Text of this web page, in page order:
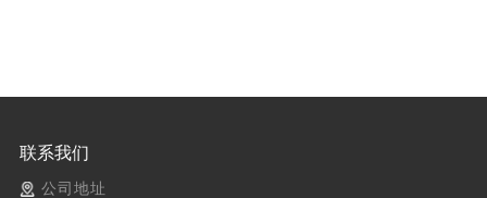
联系我们
公司地址